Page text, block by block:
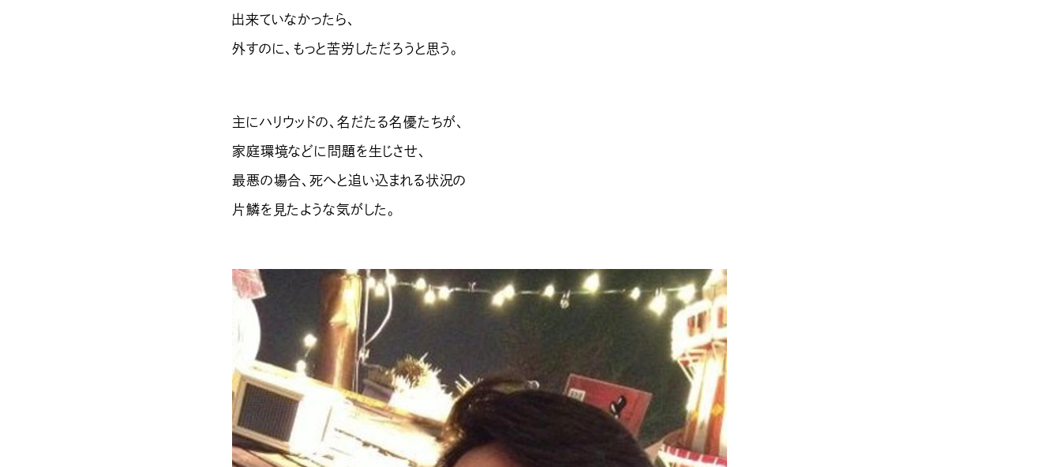
出来ていなかったら、
外すのに、もっと苦労しただろうと思う。
主にハリウッドの、名だたる名優たちが、
家庭環境などに問題を生じさせ、
最悪の場合、死へと追い込まれる状況の
片鱗を見たような気がした。